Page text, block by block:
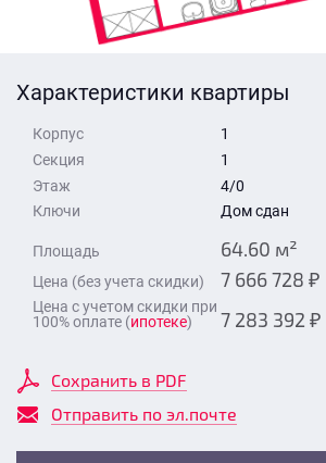
Характеристики квартиры
Корпус
1
Секция
1
Этаж
4/0
Ключи
Дом сдан
Площадь 64.60 м²
Цена (без учета скидки) 7 666 728 ₽
Цена с учетом скидки при
100% оплате (ипотеке) 7 283 392 ₽
Сохранить в PDF
Отправить по эл.почте
Отправить
Отправить